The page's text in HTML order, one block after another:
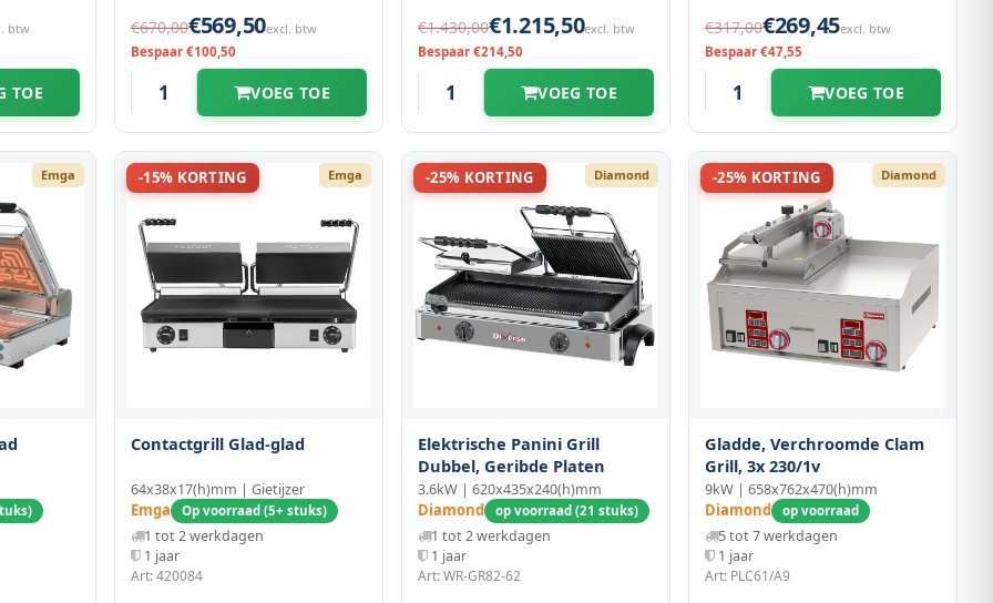
btw
TOE
€670,00€569,50excl. btw
Bespaar €100,50
VOEG TOE
€1.430,00€1.215,50excl. btw
Bespaar €214,50
VOEG TOE
€317,00€269,45excl. btw
Bespaar €47,55
VOEG TOE
Emga -15% KORTING Emga
Contactgrill Glad-glad
64x38x17(h)mm | Gietijzer
Emga Op voorraad (5+ stuks)
1 tot 2 werkdagen
1 jaar
Art: 420084
-25% KORTING Diamond
Elektrische Panini Grill
Dubbel, Geribde Platen
3.6kW | 620x435x240(h)mm
Diamond op voorraad (21 stuks)
1 tot 2 werkdagen
1 jaar
Art: WR-GR82-62
-25% KORTING Diamond
Gladde, Verchroomde Clam
Grill, 3x 230/1v
9kW | 658x762x470(h)mm
Diamond op voorraad
5 tot 7 werkdagen
1 jaar
Art: PLC61/A9